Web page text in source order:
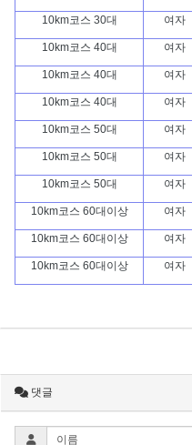
10km코스 30대 여자
10km코스 40대 여자
10km코스 40대 여자
10km코스 40대 여자
10km코스 50대 여자
10km코스 50대 여자
10km코스 50대 여자
10km코스 60대이상 여자
10km코스 60대이상 여자
10km코스 60대이상 여자
댓글